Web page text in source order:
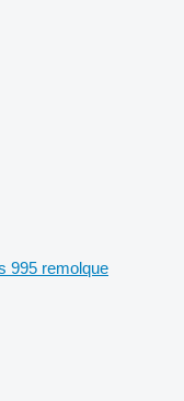
995 remolque